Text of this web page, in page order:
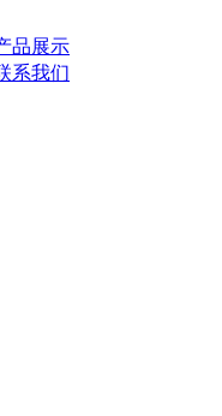
品展示
系我们